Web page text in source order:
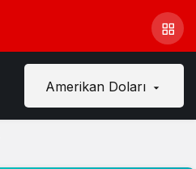
Amerikan Doları